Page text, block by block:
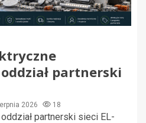
partnerski
2026 18
partnerski sieci EL-